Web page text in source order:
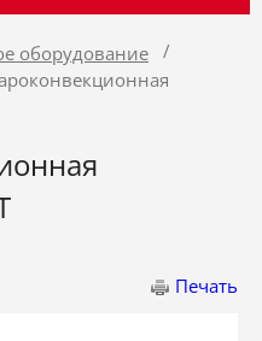
оборудование /
Печать